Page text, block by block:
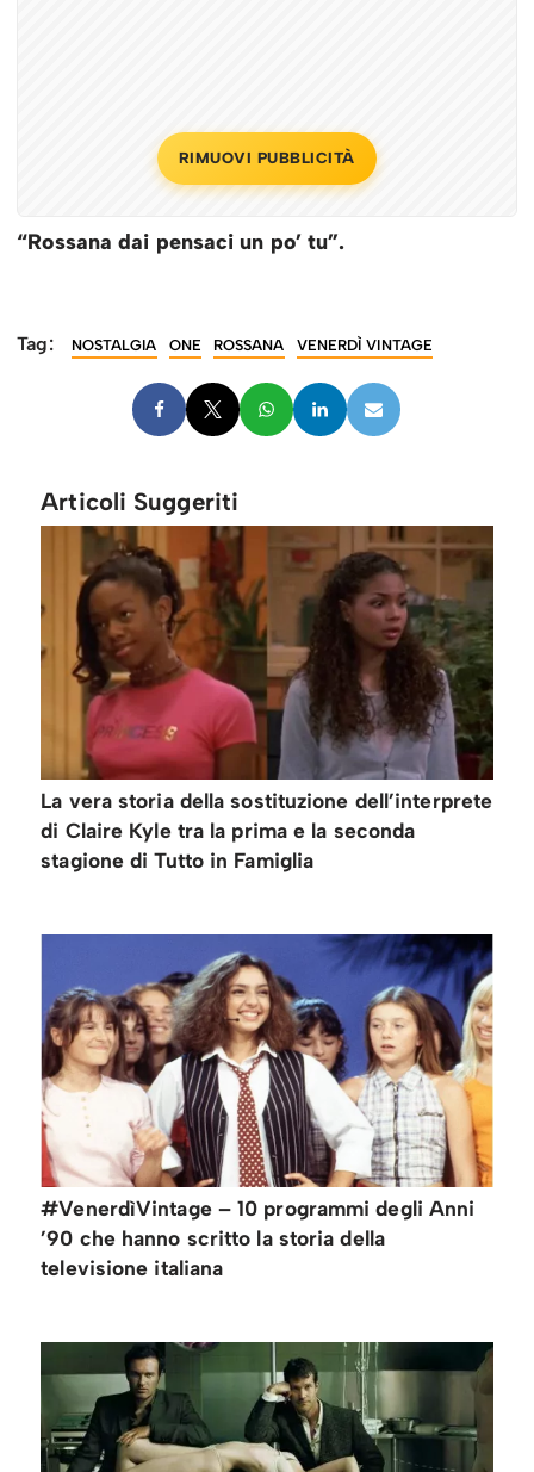
RIMUOVI PUBBLICITÀ
“Rossana dai pensaci un po’ tu”.
Tag: NOSTALGIA ONE ROSSANA VENERDÌ VINTAGE
Articoli Suggeriti
La vera storia della sostituzione dell’interprete
di Claire Kyle tra la prima e la seconda
stagione di Tutto in Famiglia
#VenerdìVintage – 10 programmi degli Anni
’90 che hanno scritto la storia della
televisione italiana